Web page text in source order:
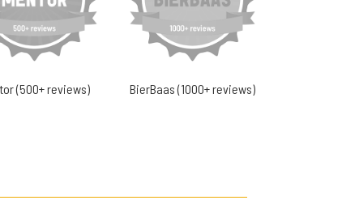
(500+ reviews) BierBaas (1000+ reviews)